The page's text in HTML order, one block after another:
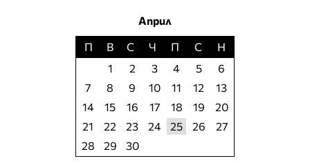
Април
П
В С Ч П С
Н
1
2 3 4 5
6
7
8 9 10 11 12
13
14
15 16 17 18 19
20
21
22 23 24 25 26
27
28
29 30